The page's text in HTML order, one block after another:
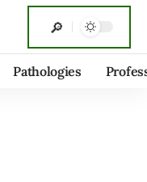
Pathologies